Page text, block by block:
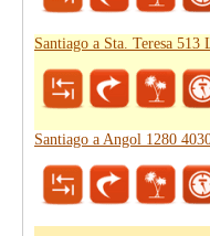
Santiago a Sta. Teresa 513
Santiago a Angol 1280